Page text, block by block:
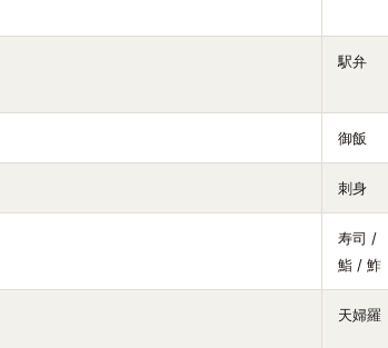
駅弁
御飯
刺身
寿司 /
鮨 / 鮓
天婦羅